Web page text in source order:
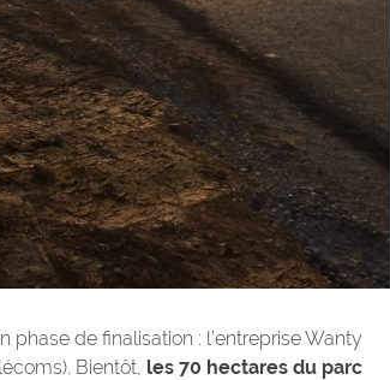
phase de finalisation : l’entreprise Wanty
Bientôt, les 70 hectares du parc